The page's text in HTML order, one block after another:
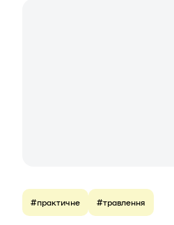
#практичне #травлення